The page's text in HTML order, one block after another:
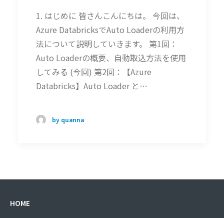
1. はじめに 皆さんこんにちは。 今回は、
Azure DatabricksでAuto Loaderの利用方
法について説明していきます。 第1回：
Auto Loaderの概要、自動取込方法を使用
してみる (今回) 第2回：【Azure
Databricks】Auto Loader と…
by quanna
HOME